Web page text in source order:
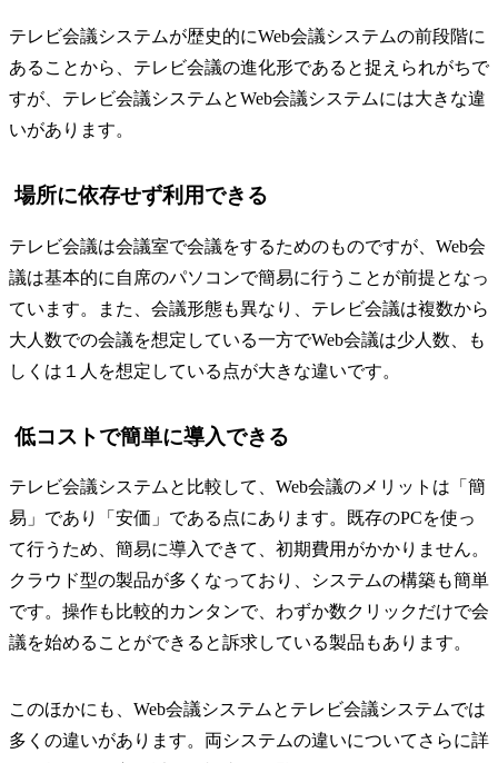
テレビ会議システムが歴史的にWeb会議システムの前段階に
あることから、テレビ会議の進化形であると捉えられがちで
すが、テレビ会議システムとWeb会議システムには大きな違
いがあります。
場所に依存せず利用できる
テレビ会議は会議室で会議をするためのものですが、Web会
議は基本的に自席のパソコンで簡易に行うことが前提となっ
ています。また、会議形態も異なり、テレビ会議は複数から
大人数での会議を想定している一方でWeb会議は少人数、も
しくは１人を想定している点が大きな違いです。
低コストで簡単に導入できる
テレビ会議システムと比較して、Web会議のメリットは「簡
易」であり「安価」である点にあります。既存のPCを使っ
て行うため、簡易に導入できて、初期費用がかかりません。
クラウド型の製品が多くなっており、システムの構築も簡単
です。操作も比較的カンタンで、わずか数クリックだけで会
議を始めることができると訴求している製品もあります。
このほかにも、Web会議システムとテレビ会議システムでは
多くの違いがあります。両システムの違いについてさらに詳